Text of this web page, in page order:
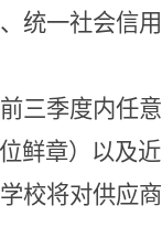
统一社会信
三季度内任
鲜章）以及近
学校将对供应